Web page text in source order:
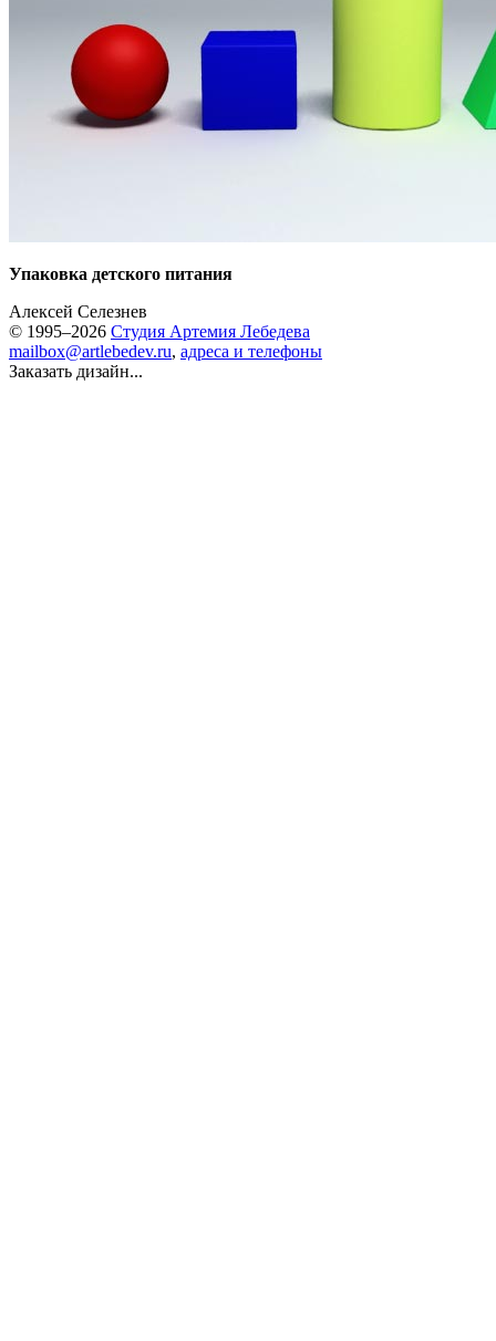
Упаковка детского питания
Алексей Селезнев
© 1995–2026 Студия Артемия Лебедева
mailbox@artlebedev.ru, адреса и телефоны
Заказать дизайн...